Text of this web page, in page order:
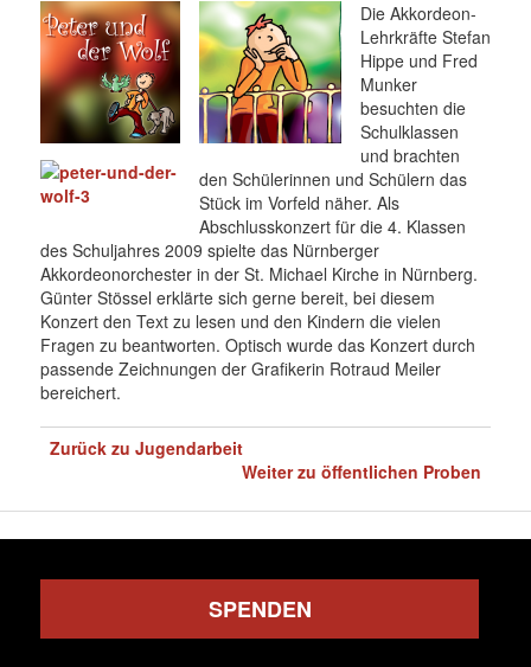
Die Akkordeon-
Lehrkräfte Stefan
Hippe und Fred
Munker
besuchten die
Schulklassen
und brachten
den Schülerinnen und Schülern das
Stück im Vorfeld näher. Als
Abschlusskonzert für die 4. Klassen
des Schuljahres 2009 spielte das Nürnberger
Akkordeonorchester in der St. Michael Kirche in Nürnberg.
Günter Stössel erklärte sich gerne bereit, bei diesem
Konzert den Text zu lesen und den Kindern die vielen
Fragen zu beantworten. Optisch wurde das Konzert durch
passende Zeichnungen der Grafikerin Rotraud Meiler
bereichert.
Zurück zu Jugendarbeit
Weiter zu öffentlichen Proben
SPENDEN